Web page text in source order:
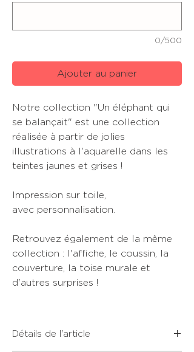
0/500
Ajouter au panier
Notre collection "Un éléphant qui
se balançait" est une collection
réalisée à partir de jolies
illustrations à l'aquarelle dans les
teintes jaunes et grises !
Impression sur toile,
avec personnalisation.
Retrouvez également de la même
collection : l'affiche, le coussin, la
couverture, la toise murale et
d'autres surprises !
Détails de l'article